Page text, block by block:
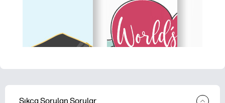
Sıkça Sorulan Sorular